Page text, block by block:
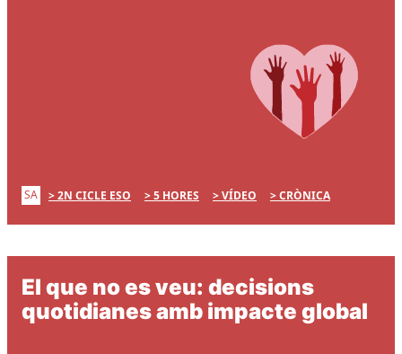
SA 2N CICLE ESO 5 HORES VÍDEO CRÒNICA
El que no es veu: decisions
quotidianes amb impacte global